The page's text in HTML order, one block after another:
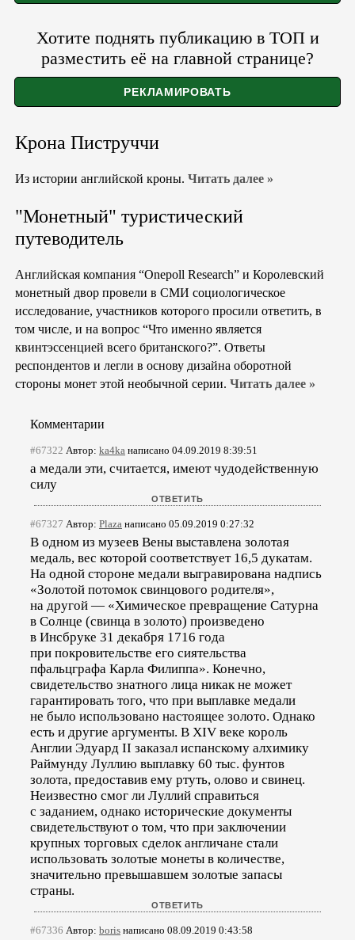
Хотите поднять публикацию в ТОП и
разместить её на главной странице?
Крона Пиструччи
Из истории английской кроны. Читать далее »
"Монетный" туристический
путеводитель
Английская компания “Onepoll Research” и Королевский
монетный двор провели в СМИ социологическое
исследование, участников которого просили ответить, в
том числе, и на вопрос “Что именно является
квинтэссенцией всего британского?”. Ответы
респондентов и легли в основу дизайна оборотной
стороны монет этой необычной серии. Читать далее »
Комментарии
#67322 Автор: ka4ka написано 04.09.2019 8:39:51
а медали эти, считается, имеют чудодейственную
силу
#67327 Автор: Plaza написано 05.09.2019 0:27:32
В одном из музеев Вены выставлена золотая
медаль, вес которой соответствует 16,5 дукатам.
На одной стороне медали выгравирована надпись
«Золотой потомок свинцового родителя»,
на другой — «Химическое превращение Сатурна
в Солнце (свинца в золото) произведено
в Инсбруке 31 декабря 1716 года
при покровительстве его сиятельства
пфальцграфа Карла Филиппа». Конечно,
свидетельство знатного лица никак не может
гарантировать того, что при выплавке медали
не было использовано настоящее золото. Однако
есть и другие аргументы. В XIV веке король
Англии Эдуард II заказал испанскому алхимику
Раймунду Луллию выплавку 60 тыс. фунтов
золота, предоставив ему ртуть, олово и свинец.
Неизвестно смог ли Луллий справиться
с заданием, однако исторические документы
свидетельствуют о том, что при заключении
крупных торговых сделок англичане стали
использовать золотые монеты в количестве,
значительно превышавшем золотые запасы
страны.
#67336 Автор: boris написано 08.09.2019 0:43:58